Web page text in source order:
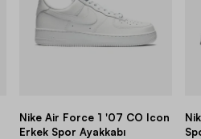
Nike Air Force 1 '07 CO Icon
Erkek Spor Ayakkabı